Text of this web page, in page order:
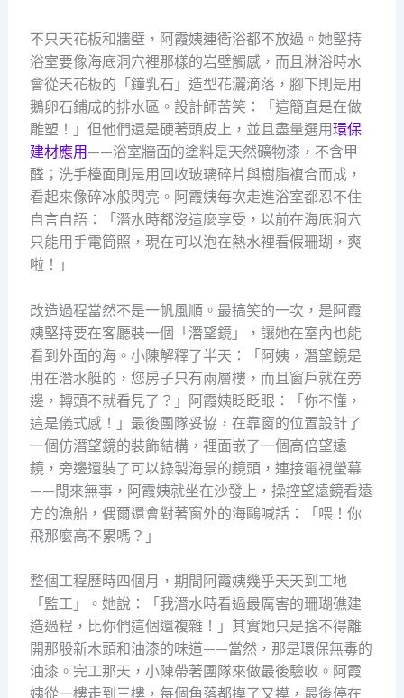
不只天花板和牆壁，阿霞姨連衛浴都不放過。她堅持
浴室要像海底洞穴裡那樣的岩壁觸感，而且淋浴時水
會從天花板的「鐘乳石」造型花灑滴落，腳下則是用
鵝卵石鋪成的排水區。設計師苦笑：「這簡直是在做
雕塑！」但他們還是硬著頭皮上，並且盡量選用環保
建材應用 ——浴室牆面的塗料是天然礦物漆，不含甲
醛；洗手檯面則是用回收玻璃碎片與樹脂複合而成，
看起來像碎冰般閃亮。阿霞姨每次走進浴室都忍不住
自言自語：「潛水時都沒這麼享受，以前在海底洞穴
只能用手電筒照，現在可以泡在熱水裡看假珊瑚，爽
啦！」
改造過程當然不是一帆風順。最搞笑的一次，是阿霞
姨堅持要在客廳裝一個「潛望鏡」，讓她在室內也能
看到外面的海。小陳解釋了半天：「阿姨，潛望鏡是
用在潛水艇的，您房子只有兩層樓，而且窗戶就在旁
邊，轉頭不就看見了？」阿霞姨眨眨眼：「你不懂，
這是儀式感！」最後團隊妥協，在靠窗的位置設計了
一個仿潛望鏡的裝飾結構，裡面嵌了一個高倍望遠
鏡，旁邊還裝了可以錄製海景的鏡頭，連接電視螢幕
——閒來無事，阿霞姨就坐在沙發上，操控望遠鏡看遠
方的漁船，偶爾還會對著窗外的海鷗喊話：「喂！你
飛那麼高不累嗎？」
整個工程歷時四個月，期間阿霞姨幾乎天天到工地
「監工」。她說：「我潛水時看過最厲害的珊瑚礁建
造過程，比你們這個還複雜！」其實她只是捨不得離
開那股新木頭和油漆的味道——當然，那是環保無毒的
油漆。完工那天，小陳帶著團隊來做最後驗收。阿霞
姨從一樓走到三樓，每個角落都摸了又摸，最後停在